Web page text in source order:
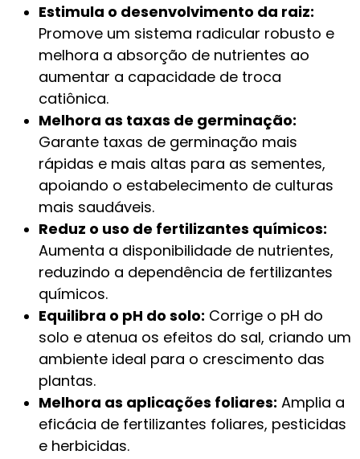
Estimula o desenvolvimento da raiz:
Promove um sistema radicular robusto e
melhora a absorção de nutrientes ao
aumentar a capacidade de troca
catiônica.
Melhora as taxas de germinação:
Garante taxas de germinação mais
rápidas e mais altas para as sementes,
apoiando o estabelecimento de culturas
mais saudáveis.
Reduz o uso de fertilizantes químicos:
Aumenta a disponibilidade de nutrientes,
reduzindo a dependência de fertilizantes
químicos.
Equilibra o pH do solo: Corrige o pH do
solo e atenua os efeitos do sal, criando um
ambiente ideal para o crescimento das
plantas.
Melhora as aplicações foliares: Amplia a
eficácia de fertilizantes foliares, pesticidas
e herbicidas.